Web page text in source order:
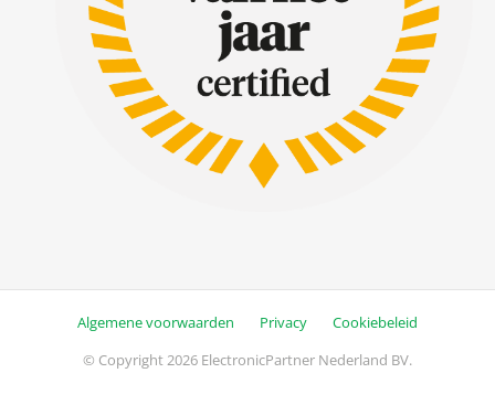
Algemene voorwaarden Privacy
Cookiebeleid
© Copyright 2026 ElectronicPartner Nederland BV.